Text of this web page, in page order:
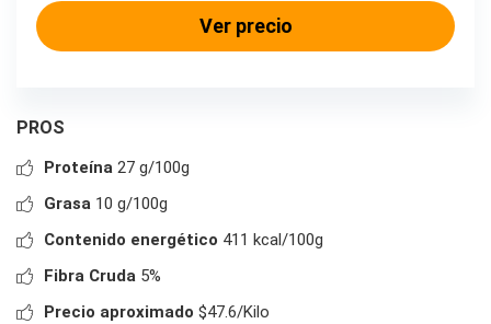
Ver precio
PROS
Proteína 27 g/100g
Grasa 10 g/100g
Contenido energético 411 kcal/100g
Fibra Cruda 5%
Precio aproximado $47.6/Kilo